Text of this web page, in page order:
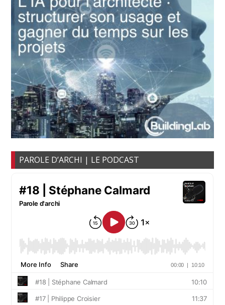
PAROLE D’ARCHI | LE PODCAST